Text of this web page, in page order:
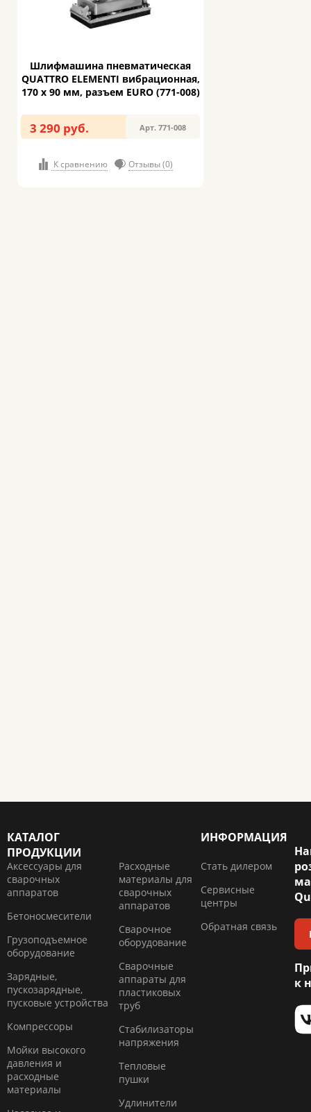
Шлифмашина пневматическая
QUATTRO ELEMENTI вибрационная,
170 х 90 мм, разъем EURO (771-008)
3 290 руб. Арт. 771-008
К сравнению Отзывы (0)
КАТАЛОГ
ПРОДУКЦИИ
Аксессуары для
сварочных
аппаратов
Бетоносмесители
Грузоподъемное
оборудование
Зарядные,
пускозарядные,
пусковые устройства
Компресcоры
Мойки высокого
давления и
расходные
материалы
Расходные
материалы для
сварочных
аппаратов
Сварочное
оборудование
Сварочные
аппараты для
пластиковых
труб
Стабилизаторы
напряжения
Тепловые
пушки
Удлинители
ИНФОРМАЦИЯ
Стать дилером
Сервисные
центры
Обратная связь
к